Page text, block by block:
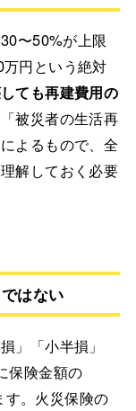
〜50%が上限
円という絶対
ても再建費用の
被災者の生活再
よるもので、全
解しておく必要
はない
」「小半損」
保険金額の
。火災保険の